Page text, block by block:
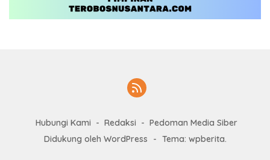
Hubungi Kami Redaksi
Pedoman Media Siber
Didukung oleh WordPress
- Tema: wpberita.